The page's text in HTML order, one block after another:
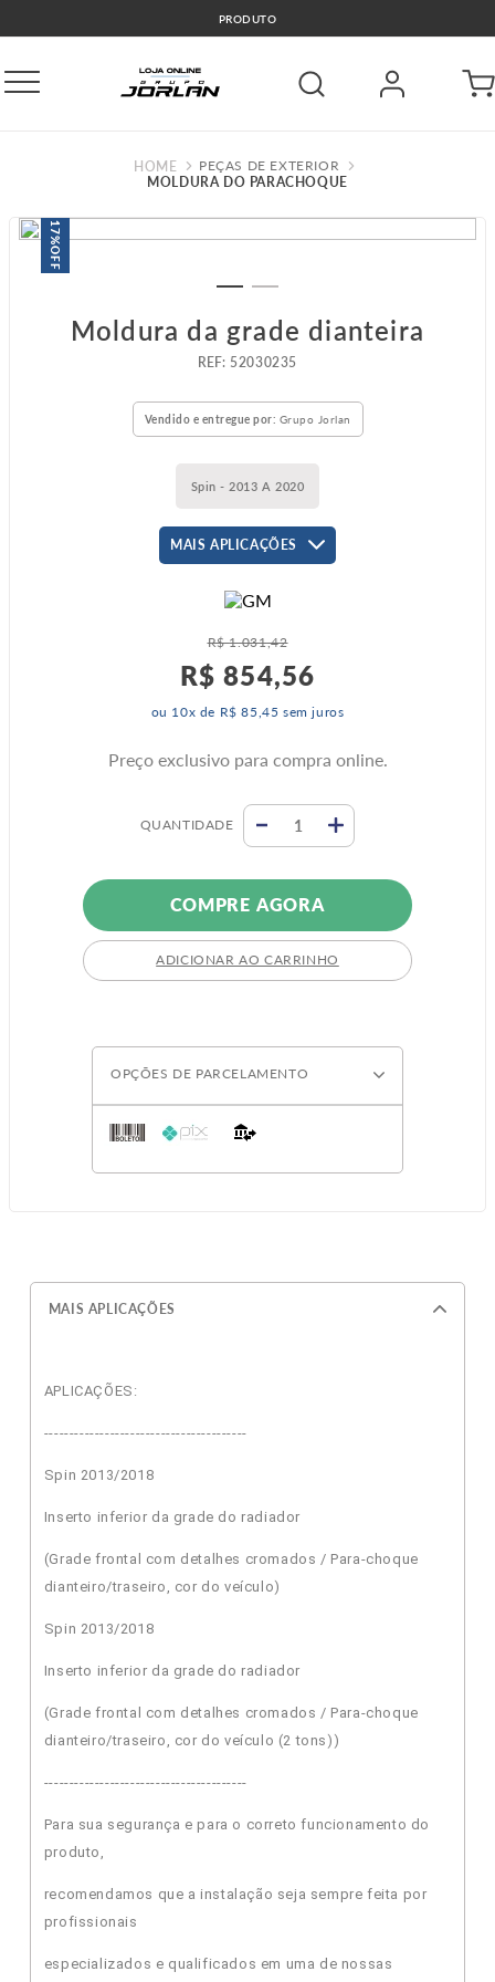
PRODUTO
PEÇAS DE EXTERIOR
MOLDURA DO PARACHOQUE
17%
OFF
Moldura da grade dianteira
: 52030235
Vendido e entregue por: Grupo Jorlan
Spin - 2013 A 2020
MAIS APLICAÇÕES
R$ 1.031,42
R$ 854,56
ou 10x de R$ 85 ,45 sem juros
Preço exclusivo para compra online.
QUANTIDADE
COMPRE AGORA
ADICIONAR AO CARRINHO
OPÇÕES DE PARCELAMENTO
MAIS APLICAÇÕES
APLICAÇÕES:
----------------------------------------
Spin 2013/2018
Inserto inferior da grade do radiador
(Grade frontal com detalhes cromados / Para-choque
dianteiro/traseiro, cor do veículo)
Spin 2013/2018
Inserto inferior da grade do radiador
(Grade frontal com detalhes cromados / Para-choque
dianteiro/traseiro, cor do veículo (2 tons))
----------------------------------------
Para sua segurança e para o correto funcionamento do
produto,
recomendamos que a instalação seja sempre feita por
profissionais
especializados e qualificados em uma de nossas